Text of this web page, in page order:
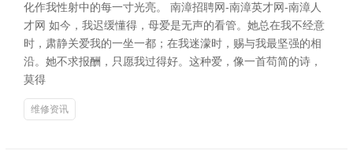
化作我性射中的每一寸光亮。 南漳招聘网-南漳英才网-南漳人
才网 如今，我迟缓懂得，母爱是无声的看管。她总在我不经意
时，肃静关爱我的一坐一都；在我迷濛时，赐与我最坚强的相
沿。她不求报酬，只愿我过得好。这种爱，像一首苟简的诗，
莫得
维修资讯